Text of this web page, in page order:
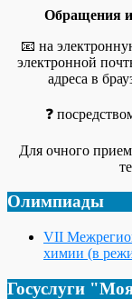
Обращения
📧 на
электронной
адреса в
❓
Для очного
Олимпиады
VII
химии (в
Госуслуги